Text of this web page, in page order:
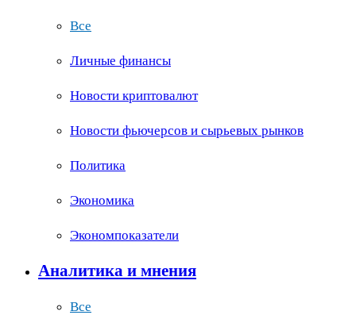
Все
Личные финансы
Новости криптовалют
Новости фьючерсов и сырьевых рынков
Политика
Экономика
Экономпоказатели
Аналитика и мнения
Все